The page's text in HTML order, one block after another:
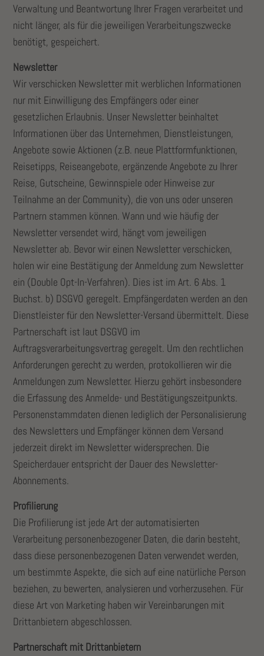
Verwaltung und Beantwortung Ihrer Fragen verarbeitet und
nicht länger, als für die jeweiligen Verarbeitungszwecke
benötigt, gespeichert.
Newsletter
Wir verschicken Newsletter mit werblichen Informationen
nur mit Einwilligung des Empfängers oder einer
gesetzlichen Erlaubnis. Unser Newsletter beinhaltet
Informationen über das Unternehmen, Dienstleistungen,
Angebote sowie Aktionen (z.B. neue Plattformfunktionen,
Reisetipps, Reiseangebote, ergänzende Angebote zu Ihrer
Reise, Gutscheine, Gewinnspiele oder Hinweise zur
Teilnahme an der Community), die von uns oder unseren
Partnern stammen können. Wann und wie häufig der
Newsletter versendet wird, hängt vom jeweiligen
Newsletter ab. Bevor wir einen Newsletter verschicken,
holen wir eine Bestätigung der Anmeldung zum Newsletter
ein (Double Opt-In-Verfahren). Dies ist im Art. 6 Abs. 1
Buchst. b) DSGVO geregelt. Empfängerdaten werden an den
Dienstleister für den Newsletter-Versand übermittelt. Diese
Partnerschaft ist laut DSGVO im
Auftragsverarbeitungsvertrag geregelt. Um den rechtlichen
Anforderungen gerecht zu werden, protokollieren wir die
Anmeldungen zum Newsletter. Hierzu gehört insbesondere
die Erfassung des Anmelde- und Bestätigungszeitpunkts.
Personenstammdaten dienen lediglich der Personalisierung
des Newsletters und Empfänger können dem Versand
jederzeit direkt im Newsletter widersprechen. Die
Speicherdauer entspricht der Dauer des Newsletter-
Abonnements.
Profilierung
Die Profilierung ist jede Art der automatisierten
Verarbeitung personenbezogener Daten, die darin besteht,
dass diese personenbezogenen Daten verwendet werden,
um bestimmte Aspekte, die sich auf eine natürliche Person
beziehen, zu bewerten, analysieren und vorherzusehen. Für
diese Art von Marketing haben wir Vereinbarungen mit
Drittanbietern abgeschlossen.
Partnerschaft mit Drittanbietern